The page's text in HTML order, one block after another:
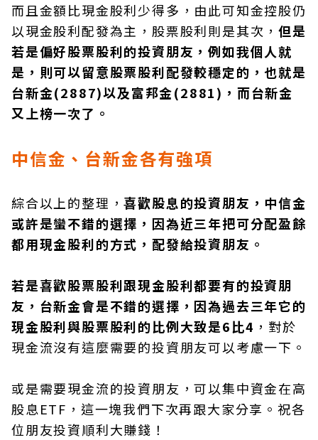
而且金額比現金股利少得多，由此可知金控股仍
以現金股利配發為主，股票股利則是其次，但是
若是偏好股票股利的投資朋友，例如我個人就
是，則可以留意股票股利配發較穩定的，也就是
台新金(2887)以及富邦金(2881)，而台新金
又上榜一次了。
中信金、台新金各有強項
綜合以上的整理，喜歡股息的投資朋友，中信金
或許是蠻不錯的選擇，因為近三年把可分配盈餘
都用現金股利的方式，配發給投資朋友。
若是喜歡股票股利跟現金股利都要有的投資朋
友，台新金會是不錯的選擇，因為過去三年它的
現金股利與股票股利的比例大致是6比4 ，對於
現金流沒有這麼需要的投資朋友可以考慮一下。
或是需要現金流的投資朋友，可以集中資金在高
股息ETF，這一塊我們下次再跟大家分享。祝各
位朋友投資順利大賺錢！